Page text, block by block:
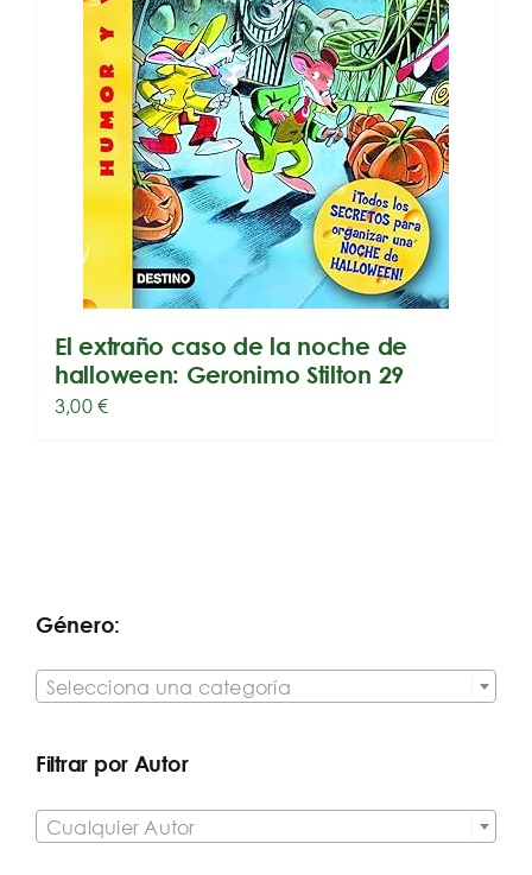
El extraño caso de la noche de
halloween: Geronimo Stilton 29
3,00€
Género:
Selecciona una categoría
Filtrar por Autor
Cualquier Autor